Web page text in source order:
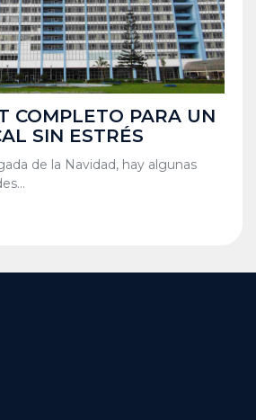
COMPLETO PARA UN
SIN ESTRÉS
de la Navidad, hay algunas